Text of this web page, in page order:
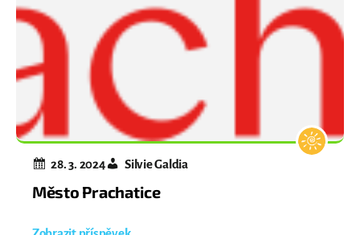
28. 3. 2024 Silvie Galdia
Město Prachatice